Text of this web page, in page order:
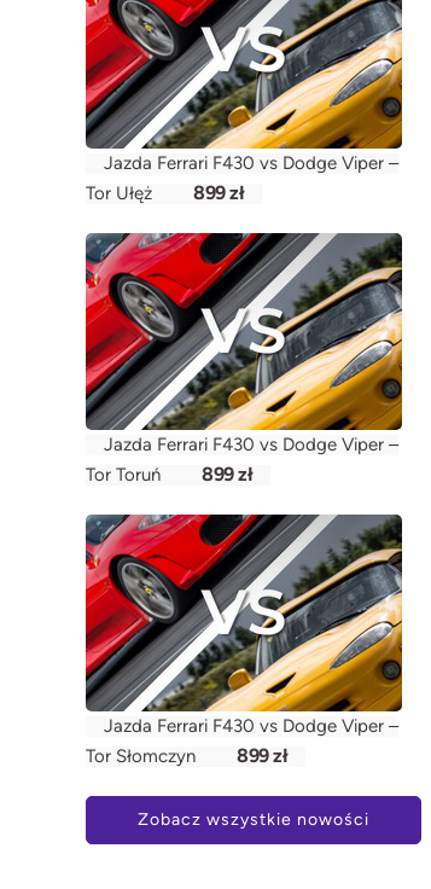
Jazda Ferrari F430 vs Dodge Viper –
Tor Ułęż
899 zł
Jazda Ferrari F430 vs Dodge Viper –
Tor Toruń
899 zł
Jazda Ferrari F430 vs Dodge Viper –
Tor Słomczyn
899 zł
Zobacz wszystkie nowości